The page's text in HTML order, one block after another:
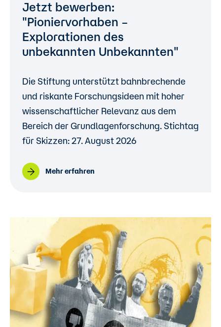
Jetzt bewerben:
"Pioniervorhaben –
Explorationen des
unbekannten Unbekannten"
Die Stiftung unterstützt bahnbrechende
und riskante Forschungsideen mit hoher
wissenschaftlicher Relevanz aus dem
Bereich der Grundlagenforschung. Stichtag
für Skizzen: 27. August 2026
Mehr erfahren